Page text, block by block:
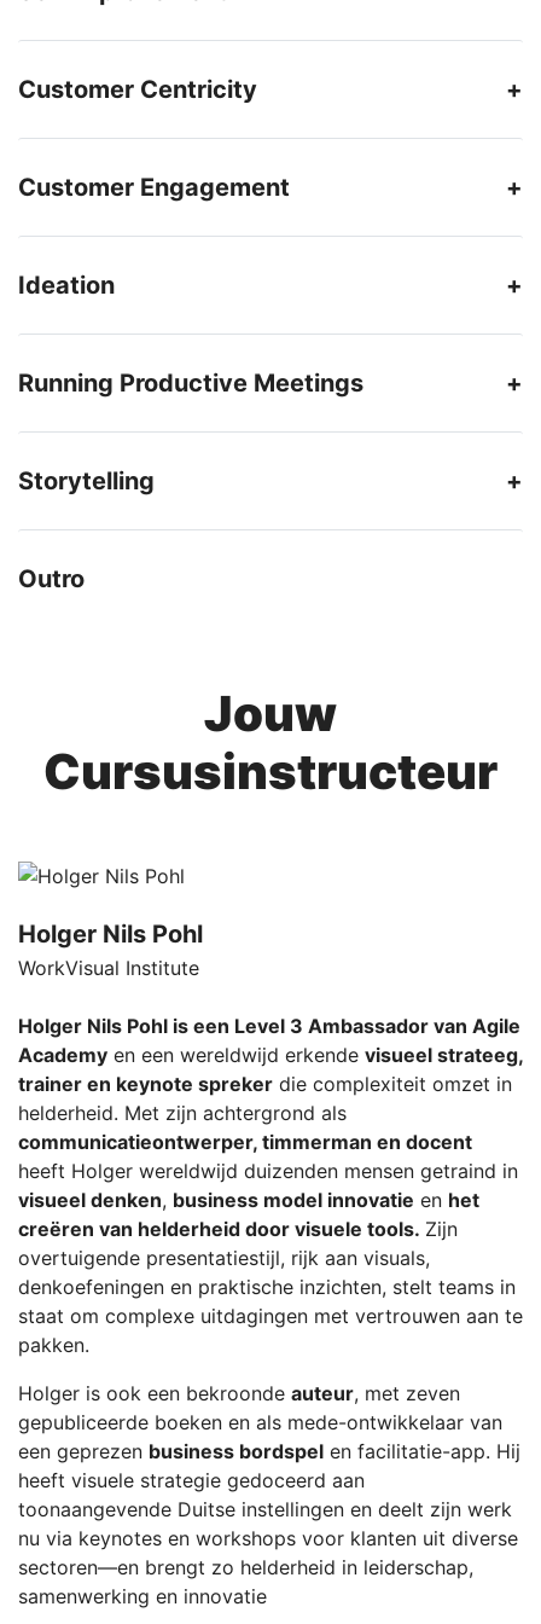
Customer Centricity
Customer Engagement
Ideation
Running Productive Meetings
Storytelling
Outro
Jouw
Cursusinstructeur
Holger Nils Pohl
WorkVisual Institute
Holger Nils Pohl is een Level 3 Ambassador van Agile
Academy en een wereldwijd erkende visueel strateeg,
trainer en keynote spreker die complexiteit omzet in
helderheid. Met zijn achtergrond als
communicatieontwerper, timmerman en docent
heeft Holger wereldwijd duizenden mensen getraind in
visueel denken, business model innovatie en het
creëren van helderheid door visuele tools. Zijn
overtuigende presentatiestijl, rijk aan visuals,
denkoefeningen en praktische inzichten, stelt teams in
staat om complexe uitdagingen met vertrouwen aan te
pakken.
Holger is ook een bekroonde auteur, met zeven
gepubliceerde boeken en als mede-ontwikkelaar van
een geprezen business bordspel en facilitatie-app. Hij
heeft visuele strategie gedoceerd aan
toonaangevende Duitse instellingen en deelt zijn werk
nu via keynotes en workshops voor klanten uit diverse
sectoren—en brengt zo helderheid in leiderschap,
samenwerking en innovatie